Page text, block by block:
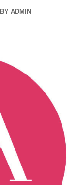
BY ADMIN